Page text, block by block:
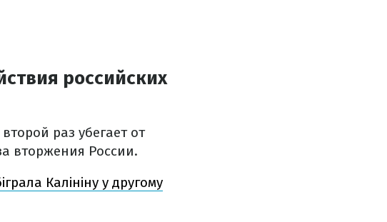
российских
раз убегает от
вторжения России.
Калініну у другому